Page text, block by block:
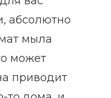
абсолютно
мыла
может
приводит